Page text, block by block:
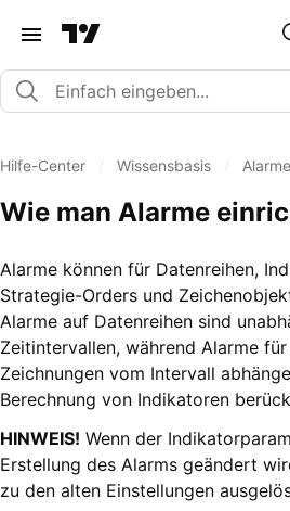
Hilfe-Center Wissensbasis Alarme
Wie man Alarme
Alarme können für Datenreihen,
Strategie-Orders und
Alarme auf Datenreihen sind
Zeitintervallen, während Alarme
Zeichnungen vom Intervall
Berechnung von Indikatoren
HINWEIS! Wenn der
Erstellung des Alarms geändert
zu den alten Einstellungen